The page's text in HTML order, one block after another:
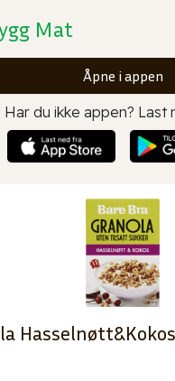
Mat
Åpne i appen
Har du ikke appen? Last